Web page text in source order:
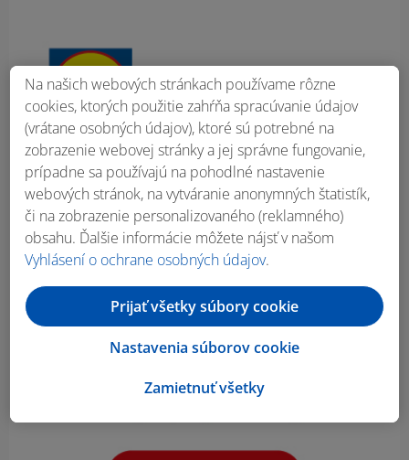
Na našich webových stránkach používame rôzne
cookies, ktorých použitie zahŕňa spracúvanie údajov
(vrátane osobných údajov), ktoré sú potrebné na
zobrazenie webovej stránky a jej správne fungovanie,
prípadne sa používajú na pohodlné nastavenie
webových stránok, na vytváranie anonymných štatistík,
či na zobrazenie personalizovaného (reklamného)
obsahu. Ďalšie informácie môžete nájsť v našom
Vyhlásení o ochrane osobných údajov.
Zamietnuť všetky
Nastavenia súborov cookie
Prijať všetky súbory cookie